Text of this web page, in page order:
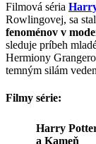
Filmová séria
Rowlingovej, sa
fenoménov v
sleduje príbeh
Hermiony
temným silám
Filmy série:
Harry
a Kameň